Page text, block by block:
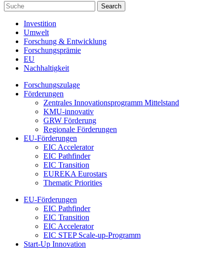
Investition
Umwelt
Forschung & Entwicklung
Forschungsprämie
EU
Nachhaltigkeit
Forschungszulage
Förderungen
Zentrales Innovationsprogramm Mittelstand
KMU-innovativ
GRW Förderung
Regionale Förderungen
EU-Förderungen
EIC Accelerator
EIC Pathfinder
EIC Transition
EUREKA Eurostars
Thematic Priorities
EU-Förderungen
EIC Pathfinder
EIC Transition
EIC Accelerator
EIC STEP Scale-up-Programm
Start-Up Innovation